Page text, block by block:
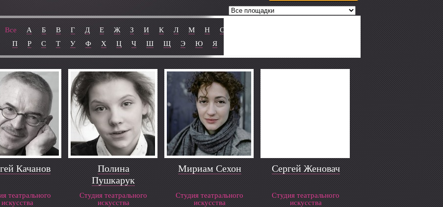
Все А Б В Г Д Е Ж З И К Л М Н
О
П
Р С Т У Ф Х Ц Ч Ш Щ Э Ю Я
Качанов
театрального
искусства
Полина
Пушкарук
Студия театрального
искусства
Мириам Сехон
Студия театрального
искусства
Сергей Женовач
Студия театрального
искусства